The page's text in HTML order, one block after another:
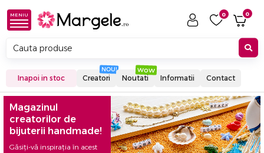
MENIU 0 0
Inapoi in stoc Creatori Noutati Informatii Contact
Magazinul
creatorilor de
bijuterii handmade!
Găsiți-vă inspirația în acest